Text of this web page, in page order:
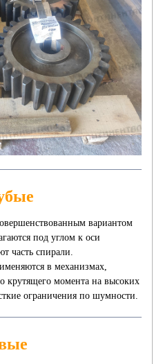
вариантом
под углом к оси
часть спирали.
в механизмах,
крутящего момента на высоких
ограничения по шумности.